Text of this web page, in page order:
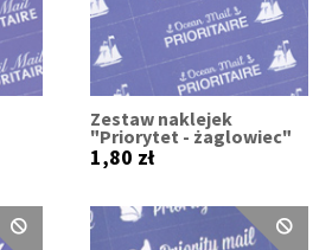
Zestaw naklejek
"Priorytet - żaglowiec"
1,80 zł